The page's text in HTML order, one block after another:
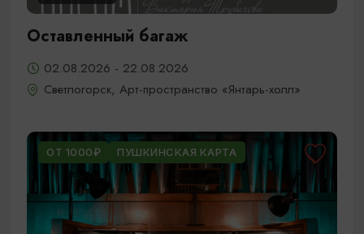
Оставленный багаж
02.08.2026 - 22.08.2026
Светлогорск, Арт-пространство «Янтарь-холл»
ОТ 1000₽ ПУШКИНСКАЯ КАРТА